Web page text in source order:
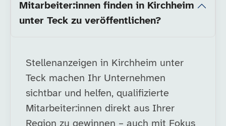
Mitarbeiter:innen finden in Kirchheim
unter Teck zu veröffentlichen?
Stellenanzeigen in Kirchheim unter
Teck machen Ihr Unternehmen
sichtbar und helfen, qualifizierte
Mitarbeiter:innen direkt aus Ihrer
Region zu gewinnen – auch mit Fokus